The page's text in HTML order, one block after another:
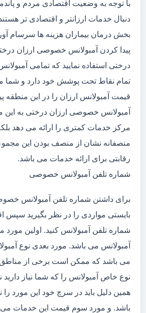
با توجه به وضعیت اقتصادی مردم و
دنبال خدمات ارزانتر و اقتصادی تر
بخش درمان بیماران هزینه ها سرسام
پیدا کردن آمبولانس خصوصی ارزان
درختی استفاده نمایید که تمامی
تمام نقاط تحت پوشش خود دارد و شما می
قیمت آمبولانس ارزان را در این منطقه
آمبولانس خصوصی ارزان درختی به این
مرکز خدمات کمتری را ارائه می دهد
منصفانه نشان از منصف بودن این
رقابتی برای ارائه خدمات می باشد.
شماره تلفن آمبولانس خصوصی
برای داشتن شماره تلفن آمبولانس
بایستی مواردی را در نظر بگیرید سپس
شماره تلفن آمبولانس کنید. اولین
آمبولانس می باشد. مورد بعدی نوع
می باشد که ممکن است برخی از مناطق
نوع خاص آمبولانس را که شما نیاز دارید
همین دلیل باید در سرچ خود این مورد را
باشد. و مورد سوم قیمت این خدمات می